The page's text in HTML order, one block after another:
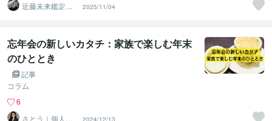
近藤未来鑑定
近藤 光 【移転
済】
2025/11/04
忘年会の新しいカタチ：家族で楽しむ年末
のひととき
記事
コラム
6
さとう｜個人事
2024/12/13